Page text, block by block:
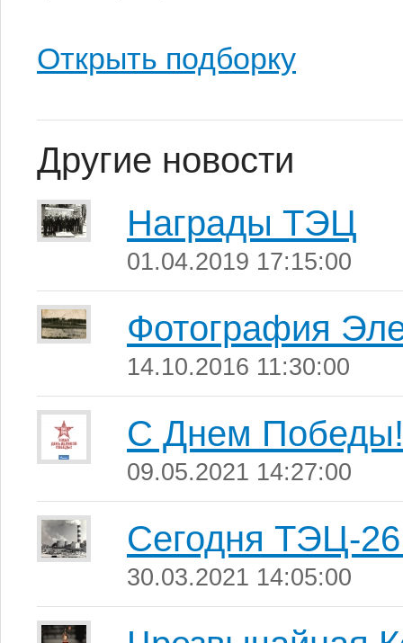
Открыть подборку
Другие новости
Награды ТЭЦ
01.04.2019 17:15:00
Фотография
14.10.2016 11:30:00
С Днем Победы!
09.05.2021 14:27:00
Сегодня ТЭЦ-26
30.03.2021 14:05:00